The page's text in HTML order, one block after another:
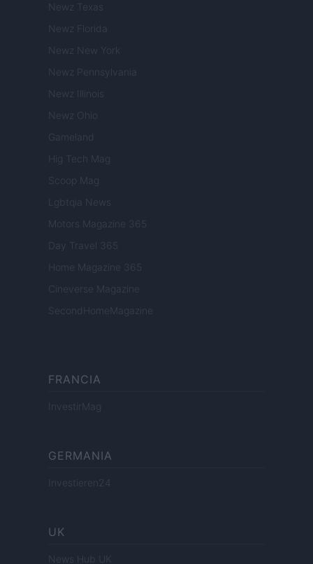
Newz Texas
Newz Florida
Newz New York
Newz Pennsylvania
Newz Illinois
Newz Ohio
Gameland
Hig Tech Mag
Scoop Mag
Lgbtqia News
Motors Magazine 365
Day Travel 365
Home Magazine 365
Cineverse Magazine
SecondHomeMagazine
FRANCIA
InvestirMag
GERMANIA
Investieren24
UK
News Hub UK